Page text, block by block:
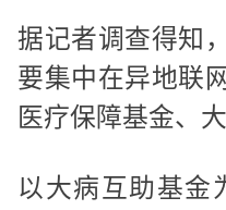
据记者调查得知
要集中在异地联
医疗保障基金、
以大病互助基金